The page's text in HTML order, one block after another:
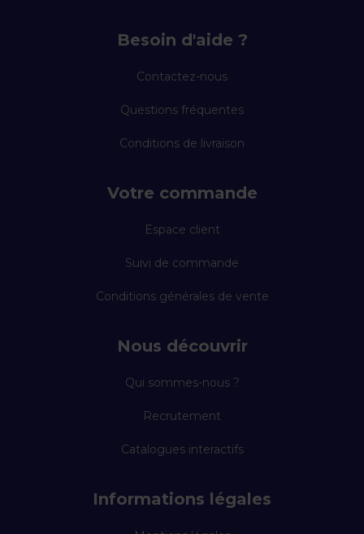
Besoin d'aide ?
Contactez-nous
Questions fréquentes
Conditions de livraison
Votre commande
Espace client
Suivi de commande
Conditions générales de vente
Nous découvrir
Qui sommes-nous ?
Recrutement
Catalogues interactifs
Informations légales